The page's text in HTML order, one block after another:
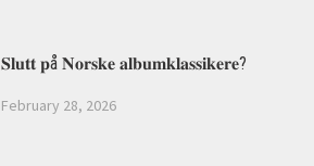
𝐒𝐥𝐮𝐭𝐭 𝐩å 𝐍𝐨𝐫𝐬𝐤𝐞 𝐚𝐥𝐛𝐮𝐦𝐤𝐥𝐚𝐬𝐬𝐢𝐤𝐞𝐫𝐞?
February 28, 2026